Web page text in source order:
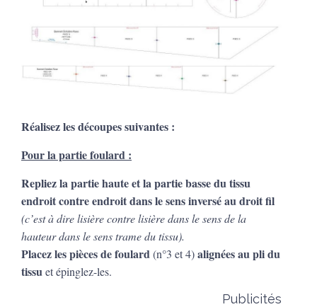
Réalisez les découpes suivantes :
Pour la partie foulard :
Repliez la partie haute et la partie basse du tissu
endroit contre endroit dans le sens inversé au droit fil
(c’est à dire lisière contre lisière dans le sens de la
hauteur dans le sens trame du tissu).
Placez les pièces de foulard(n°3 et 4)alignées au pli du
tissuet épinglez-les.
Publicités